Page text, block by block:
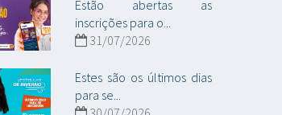
Estão abertas as
inscrições para o...
31/07/2026
Estes são os últimos dias
para se...